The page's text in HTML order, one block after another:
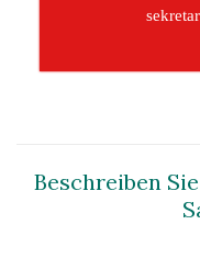
Beschreiben